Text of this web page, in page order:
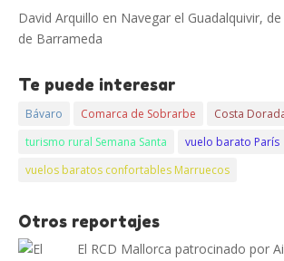
David Arquillo en Navegar el Guadalquivir,
de Barrameda
Te puede interesar
Bávaro Comarca de Sobrarbe Costa
turismo rural Semana Santa
vuelo barato París
vuelos baratos confortables Marruecos
Otros reportajes
El RCD Mallorca patrocinado por